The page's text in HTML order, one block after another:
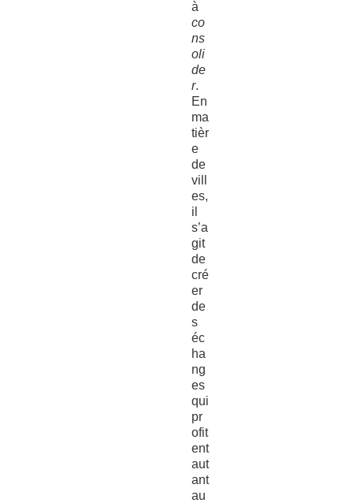
à
co
ns
oli
de
r.
En
ma
tièr
e
de
vill
es,
il
s’a
git
de
cré
er
de
s
éc
ha
ng
es
qui
pr
ofit
ent
aut
ant
au